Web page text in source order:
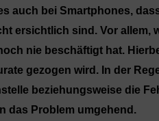
auch bei Smartphones,
ersichtlich sind. Vor allem,
nie beschäftigt hat.
gezogen wird. In der
beziehungsweise die
das Problem umgehend.